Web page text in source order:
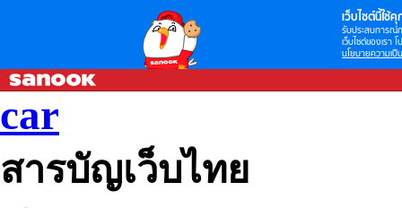
เว็บไซต์นี้ใช้คุ
รับประสบการณ์
เว็บไซต์ของเรา
นโยบายความเป็
car
สารบัญเว็บไทย